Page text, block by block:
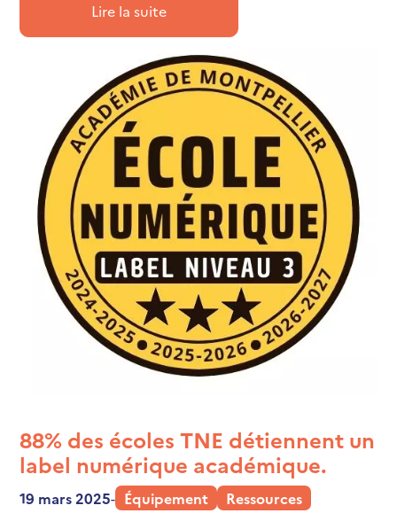
Lire la suite
88% des écoles TNE détiennent un
label numérique académique.
19 mars 2025- Équipement
Ressources